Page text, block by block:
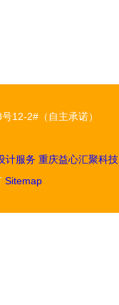
12-2#（自主承诺）
计服务 重庆益心汇聚科技
Sitemap